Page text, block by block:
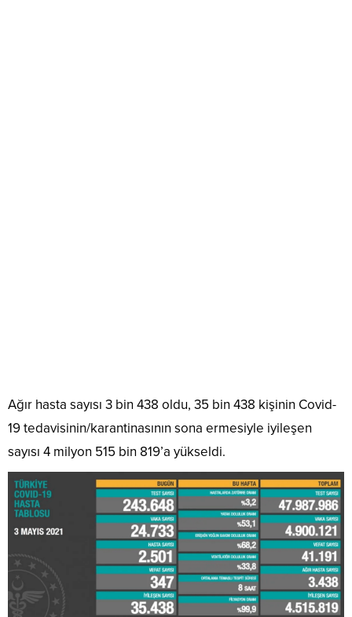
Ağır hasta sayısı 3 bin 438 oldu, 35 bin 438 kişinin Covid-
19 tedavisinin/karantinasının sona ermesiyle iyileşen
sayısı 4 milyon 515 bin 819’a yükseldi.